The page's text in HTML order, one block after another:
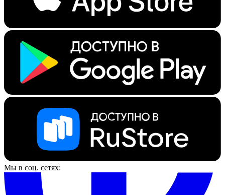
Мы в соц. сетях: